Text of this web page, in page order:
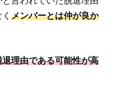
くメンバーとは仲が良か
理由である可能性が高